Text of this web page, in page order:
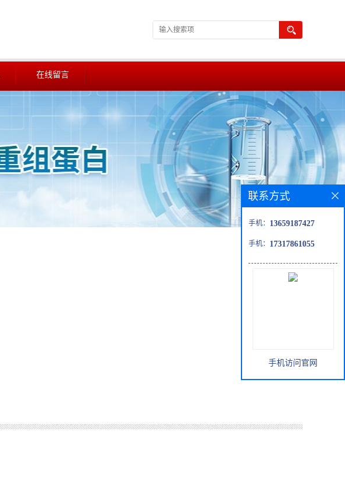
在线留言
联系方式
手机： 13659187427
手机： 17317861055
手机访问官网